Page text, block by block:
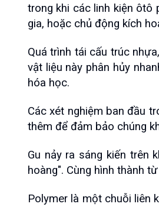
trong khi các linh kiện ôtô
gia, hoặc chủ động kích
Quá trình tái cấu trúc
vật liệu này phân hủy
hóa học.
Các xét nghiệm ban đầu
thêm để đảm bảo chúng
Gu nảy ra sáng kiến trên
hoàng". Cùng hình thành
Polymer là một chuỗi liên